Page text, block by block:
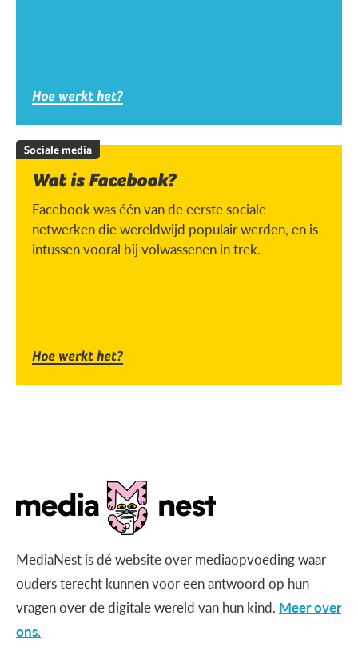
Hoe werkt het?
Sociale media
Wat is Facebook?
Facebook was één van de eerste sociale
netwerken die wereldwijd populair werden, en is
intussen vooral bij volwassenen in trek.
Hoe werkt het?
MediaNest is dé website over mediaopvoeding waar
ouders terecht kunnen voor een antwoord op hun
vragen over de digitale wereld van hun kind. Meer over
ons.